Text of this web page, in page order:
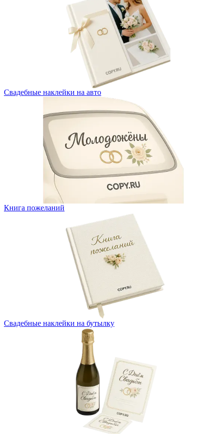
Свадебные наклейки на авто
Книга пожеланий
Свадебные наклейки на бутылку